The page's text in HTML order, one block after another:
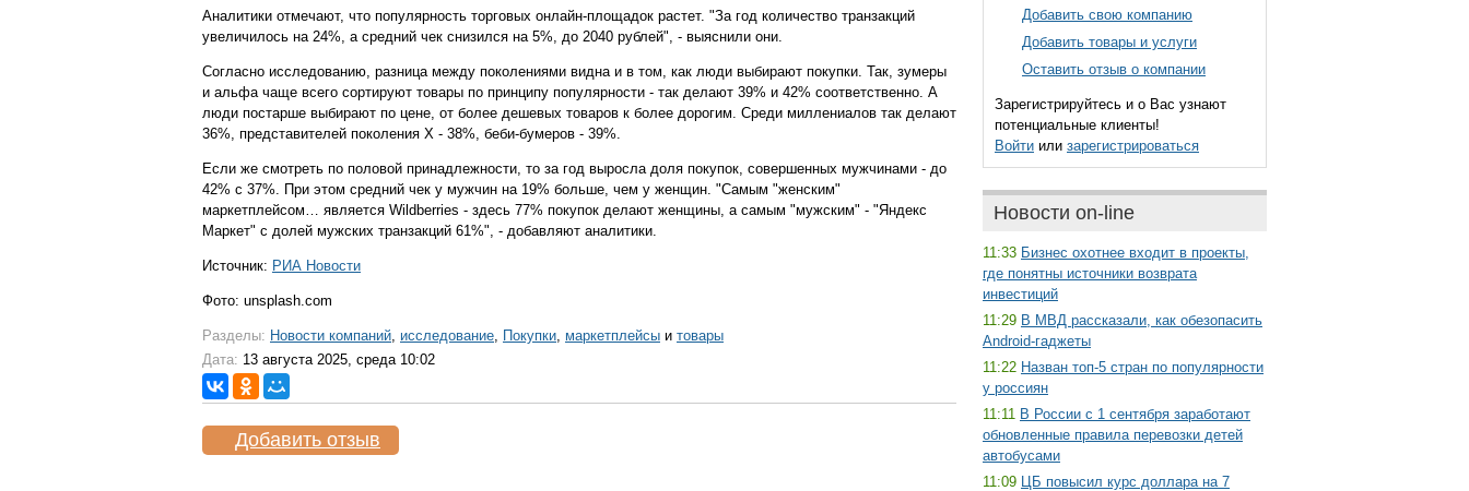
Аналитики отмечают, что популярность торговых онлайн-площадок растет. "За год количество транзакций
увеличилось на 24%, а средний чек снизился на 5%, до 2040 рублей", - выяснили они.
Согласно исследованию, разница между поколениями видна и в том, как люди выбирают покупки. Так, зумеры
и альфа чаще всего сортируют товары по принципу популярности - так делают 39% и 42% соответственно. А
люди постарше выбирают по цене, от более дешевых товаров к более дорогим. Среди миллениалов так делают
36%, представителей поколения X - 38%, беби-бумеров - 39%.
Если же смотреть по половой принадлежности, то за год выросла доля покупок, совершенных мужчинами - до
42% с 37%. При этом средний чек у мужчин на 19% больше, чем у женщин. "Самым "женским"
маркетплейсом… является Wildberries - здесь 77% покупок делают женщины, а самым "мужским" - "Яндекс
Маркет" с долей мужских транзакций 61%", - добавляют аналитики.
Источник: РИА Новости
Фото: unsplash.com
Разделы: Новости компаний, исследование, Покупки, маркетплейсы и товары
Дата: 13 августа 2025, среда 10:02
Добавить отзыв
Добавить свою компанию
Добавить товары и услуги
Оставить отзыв о компании
Зарегистрируйтесь и о Вас узнают
потенциальные клиенты!
Войти или зарегистрироваться
Новости on-line
11:33 Бизнес охотнее входит в проекты,
где понятны источники возврата
инвестиций
11:29 В МВД рассказали, как обезопасить
Android-гаджеты
11:22 Назван топ-5 стран по популярности
у россиян
11:11 В России с 1 сентября заработают
обновленные правила перевозки детей
автобусами
11:09 ЦБ повысил курс доллара на 7